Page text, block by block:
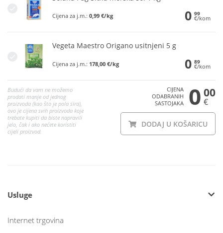
Cijena za j.m.: 0,99 €/kg 0 99
€/kom
Vegeta Maestro Origano usitnjeni 5 g
Cijena za j.m.: 178,00 €/kg 0 89
€/kom
Budući da vam ne možemo
prodati manje od jednog
proizvoda (kao što je pola sira),
ovo je cijena svih proizvoda koje
trebate kupiti da biste napravili
jelo, čak i ako nećete koristiti
cijeli proizvod.
CIJENA
ODABRANIH
SASTOJAKA
0 00
€
DODAJ U KOŠARICU
Usluge
Internet trgovina